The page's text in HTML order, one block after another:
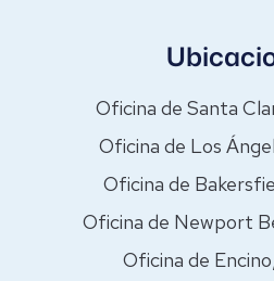
Oficina de Santa
Oficina de Los
Oficina de
Oficina de Newport
Oficina de